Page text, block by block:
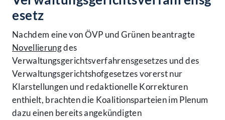
esetz
Nachdem eine von ÖVP und Grünen beantragte
Novellierungdes
Verwaltungsgerichtsverfahrensgesetzes und des
Verwaltungsgerichtshofgesetzes vorerst nur
Klarstellungen und redaktionelle Korrekturen
enthielt, brachten die Koalitionsparteien im Plenum
dazu einen bereits angekündigten